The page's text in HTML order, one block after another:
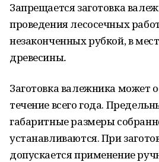
Запрещается заготовка
проведения лесосечных
незаконченных рубкой, в
древесины.
Заготовка валежника может
течение всего года.
габаритные размеры
устанавливаются. При
допускается применение